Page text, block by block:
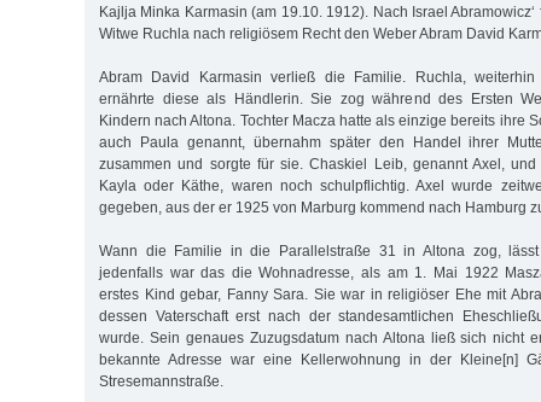
Kajlja Minka Karmasin (am 19.10. 1912). Nach Israel
Witwe Ruchla nach religiösem Recht den Weber Abram David
Abram David Karmasin verließ die Familie. Ruchla, weiterhin
ernährte diese als Händlerin. Sie zog während des Ersten
Kindern nach Altona. Tochter Macza hatte als einzige bereits ihre
auch Paula genannt, übernahm später den Handel ihrer
zusammen und sorgte für sie. Chaskiel Leib, genannt Axel,
Kayla oder Käthe, waren noch schulpflichtig. Axel wurde
gegeben, aus der er 1925 von Marburg kommend nach Hamburg
Wann die Familie in die Parallelstraße 31 in Altona zog,
jedenfalls war das die Wohnadresse, als am 1. Mai 1922
erstes Kind gebar, Fanny Sara. Sie war in religiöser Ehe mit
dessen Vaterschaft erst nach der standesamtlichen
wurde. Sein genaues Zuzugsdatum nach Altona ließ sich nicht
bekannte Adresse war eine Kellerwohnung in der Kleine[n]
Stresemannstraße.